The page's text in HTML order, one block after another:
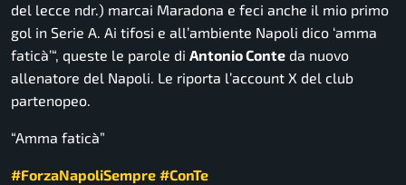
del lecce ndr.) marcai Maradona e feci anche il mio primo
gol in Serie A. Ai tifosi e all’ambiente Napoli dico ‘amma
faticà’“, queste le parole di Antonio Conte da nuovo
allenatore del Napoli. Le riporta l’account X del club
partenopeo.
“Amma faticà”
#ForzaNapoliSempre #ConTe